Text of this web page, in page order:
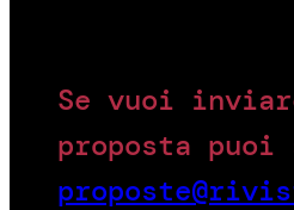
Se vuoi
proposta